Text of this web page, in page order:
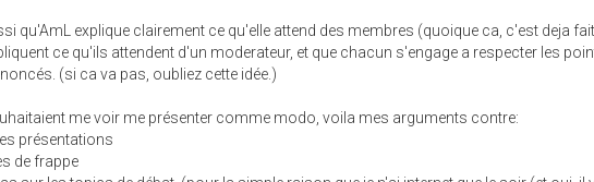
qu'AmL explique clairement ce qu'elle attend des membres (quoique ca, c'est deja
ce qu'ils attendent d'un moderateur, et que chacun s'engage a respecter les
(si ca va pas, oubliez cette idée.)
me voir me présenter comme modo, voila mes arguments contre:
présentations
de frappe